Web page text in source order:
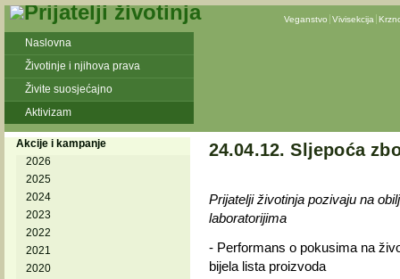
Veganstvo Vivisekcija
Naslovna
Životinje i njihova prava
Živite suosjećajno
Aktivizam
Akcije i kampanje
2026
2025
2024
2023
2022
2021
2020
24.04.12. Sljepoća
Prijatelji životinja pozivaju na
laboratorijima
- Performans o pokusima na
bijela lista proizvoda